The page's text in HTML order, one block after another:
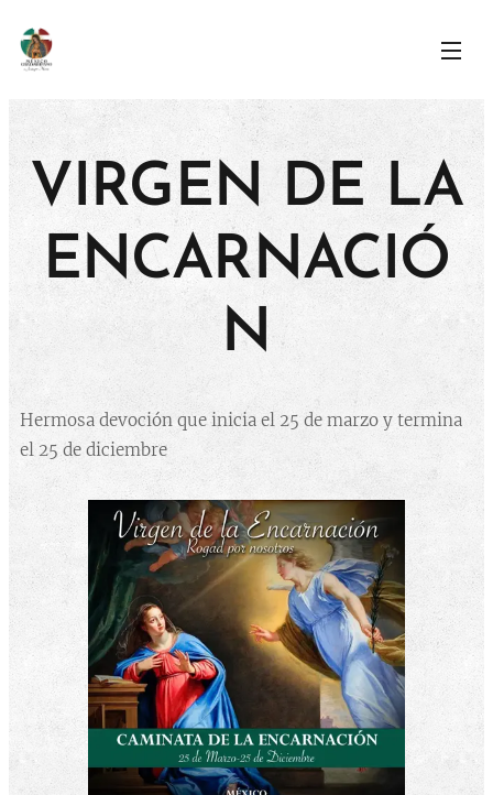
VIRGEN DE LA
ENCARNACIÓ
N
Hermosa devoción que inicia el 25 de marzo y termina
el 25 de diciembre